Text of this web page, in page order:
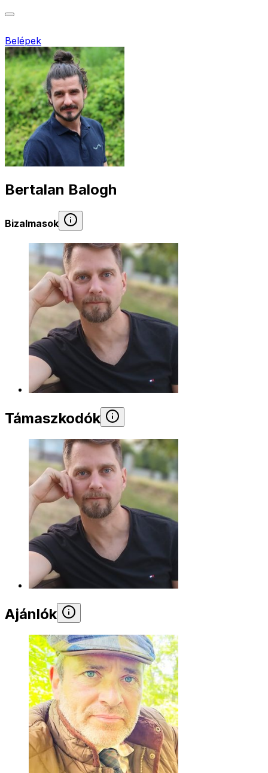
Belépek
Bertalan Balogh
Bizalmasok
Támaszkodók
Ajánlók